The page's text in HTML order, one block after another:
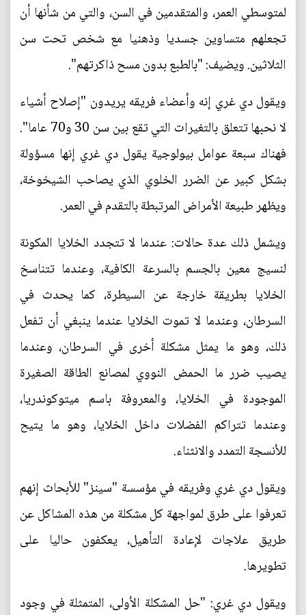
لمتوسطي العمر، والمتقدمين في السن، والتي من شأنها أن
تجعلهم متساوين جسديا وذهنيا مع شخص تحت سن
الثلاثين. ويضيف: "بالطبع بدون مسح ذاكرتهم".
ويقول دي غري إنه وأعضاء فريقه يريدون "إصلاح أشياء
لا نحبها تتعلق بالتغيرات التي تقع بين سن 30 و70 عاما".
فهناك سبعة عوامل بيولوجية يقول دي غري إنها مسؤولة
بشكل كبير عن الضرر الخلوي الذي يصاحب الشيخوخة،
ويظهر طبيعة الأمراض المرتبطة بالتقدم في العمر.
ويشمل ذلك عدة حالات: عندما لا تتجدد الخلايا المكونة
لنسيج معين بالجسم بالسرعة الكافية، وعندما تتناسخ
الخلايا بطريقة خارجة عن السيطرة، كما يحدث في
السرطان، وعندما لا تموت الخلايا عندما ينبغي أن تفعل
ذلك، وهو ما يمثل مشكلة أخرى في السرطان، وعندما
يصيب ضرر ما الحمض النووي لمصانع الطاقة الصغيرة
الموجودة في الخلايا، والمعروفة باسم ميتوكوندريا،
وعندما تتراكم الفضلات داخل الخلايا، وهو ما يتيح
للأنسجة التمدد والانثناء.
ويقول دي غري وفريقه في مؤسسة "سينز" للأبحاث إنهم
تعرفوا على طرق لمواجهة كل مشكلة من هذه المشاكل عن
طريق علاجات لإعادة التأهيل، يعكفون حاليا على
تطويرها.
ويقول دي غري: "حل المشكلة الأولى، المتمثلة في وجود